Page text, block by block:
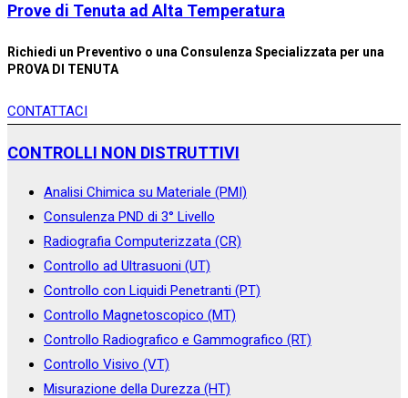
Prove di Tenuta ad Alta Temperatura
Richiedi un Preventivo o una Consulenza Specializzata per una
PROVA DI TENUTA
CONTATTACI
CONTROLLI NON DISTRUTTIVI
Analisi Chimica su Materiale (PMI)
Consulenza PND di 3° Livello
Radiografia Computerizzata (CR)
Controllo ad Ultrasuoni (UT)
Controllo con Liquidi Penetranti (PT)
Controllo Magnetoscopico (MT)
Controllo Radiografico e Gammografico (RT)
Controllo Visivo (VT)
Misurazione della Durezza (HT)